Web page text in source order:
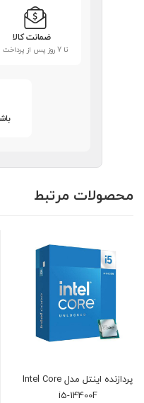
ضمانت کالا
تا 7 روز پس از پرداخت
محصولات مرتبط
کیس گیمینگ لاجیکی
LOGIKEY C674B